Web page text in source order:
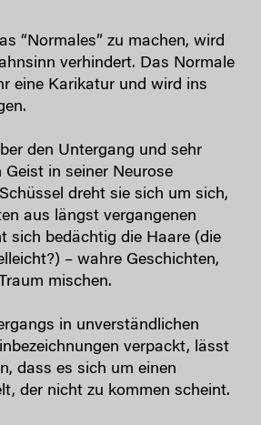
“Normales” zu machen, wird
verhindert. Das Normale
eine Karikatur und wird ins
den Untergang und sehr
Geist in seiner Neurose
dreht sie sich um sich,
aus längst vergangenen
sich bedächtig die Haare (die
– wahre Geschichten,
mischen.
in unverständlichen
verpackt, lässt
dass es sich um einen
der nicht zu kommen scheint.